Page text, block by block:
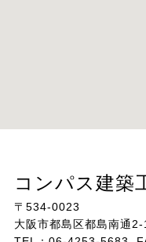
コンパス建築
〒534-0023
大阪市都島区都島南通